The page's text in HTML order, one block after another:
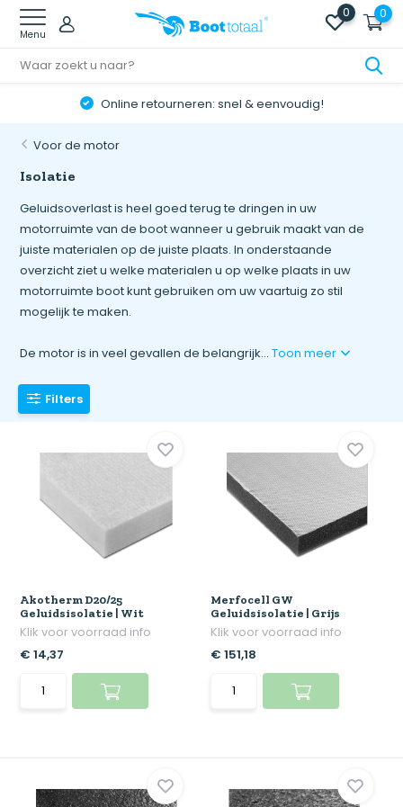
Menu
0 0
Online retourneren: snel & eenvoudig!
Voor de motor
Isolatie
Geluidsoverlast is heel goed terug te dringen in uw
motorruimte van de boot wanneer u gebruik maakt van de
juiste materialen op de juiste plaats. In onderstaande
overzicht ziet u welke materialen u op welke plaats in uw
motorruimte boot kunt gebruiken om uw vaartuig zo stil
mogelijk te maken.
De motor is in veel gevallen de belangrijk...Toon meer
Filters
Akotherm D20/25
Geluidsisolatie | Wit
Klik voor voorraad info
€ 14,37
Merfocell GW
Geluidsisolatie | Grijs
Klik voor voorraad info
€ 151,18